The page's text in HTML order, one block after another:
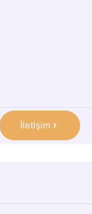
İletişim